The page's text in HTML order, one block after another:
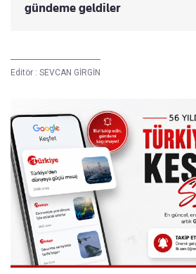
gündeme geldiler
Editör : SEVCAN GİRGİN